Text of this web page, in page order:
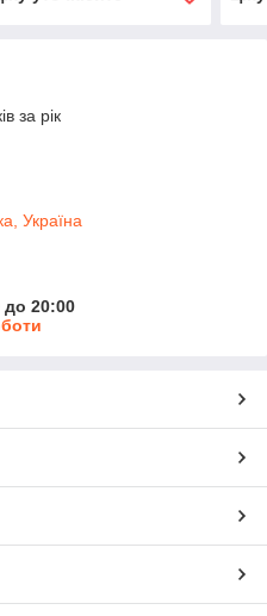
за рік
Україна
до 20:00